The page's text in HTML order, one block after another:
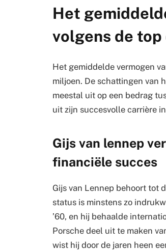
Het
volgens de
Het gemiddelde vermogen
miljoen. De schattingen van
meestal uit op een bedrag
uit zijn succesvolle carrière
Gijs van lennep
financiële succes
Gijs van Lennep behoort tot
status is minstens zo
’60, en hij behaalde
Porsche deel uit te maken
wist hij door de jaren heen